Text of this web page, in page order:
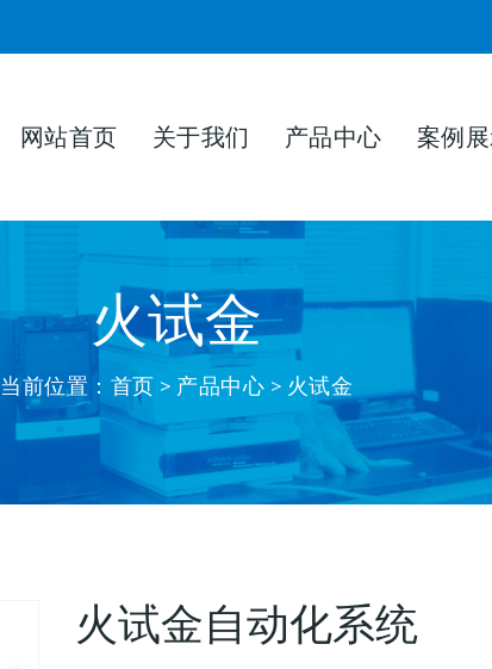
网站首页 关于我们 产品中心 案例
火试金
当前位置： 首页 > 产品中心 > 火试金
火试金自动化系统